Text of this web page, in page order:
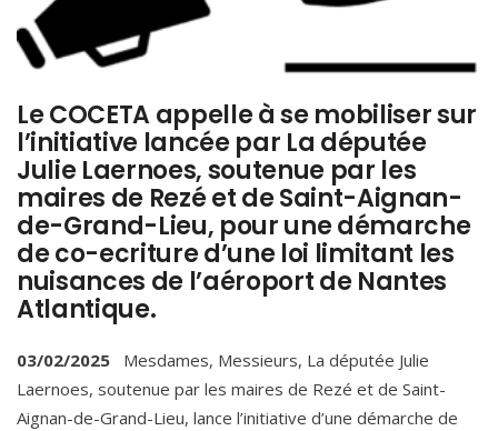
Le COCETA appelle à se mobiliser sur
l’initiative lancée par La députée
Julie Laernoes, soutenue par les
maires de Rezé et de Saint-Aignan-
de-Grand-Lieu, pour une démarche
de co-ecriture d’une loi limitant les
nuisances de l’aéroport de Nantes
Atlantique.
03/02/2025
Mesdames, Messieurs, La députée Julie
Laernoes, soutenue par les maires de Rezé et de Saint-
Aignan-de-Grand-Lieu, lance l’initiative d’une démarche de